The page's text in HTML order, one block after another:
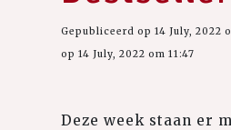
Gepubliceerd op 14 July, 2022
op 14 July, 2022 om 11:47
Deze week staan er